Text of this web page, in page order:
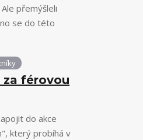
přemýšleli
se do této
za férovou
do akce
který probíhá v